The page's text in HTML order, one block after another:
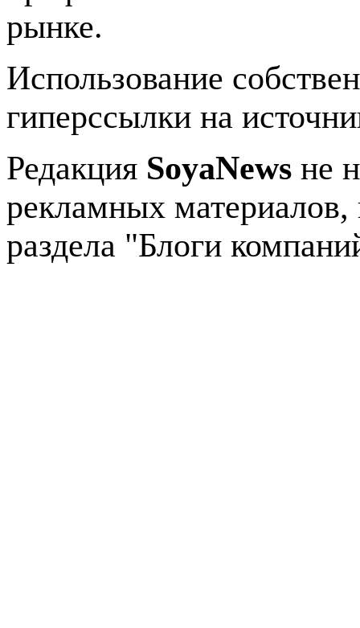
рынке.
Использование
гиперссылки на
Редакция SoyaNews не
рекламных
раздела "Блоги